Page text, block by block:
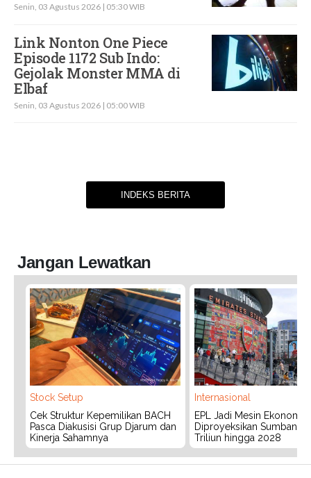
Senin, 03 Agustus 2026 | 05:30 WIB
Link Nonton One Piece
Episode 1172 Sub Indo:
Gejolak Monster MMA di
Elbaf
Senin, 03 Agustus 2026 | 05:00 WIB
INDEKS BERITA
Jangan Lewatkan
Stock Setup
Cek Struktur Kepemilikan BACH
Pasca Diakusisi Grup Djarum dan
Kinerja Sahamnya
Internasional
EPL Jadi Mesin Ekonomi
Diproyeksikan Sumbang
Triliun hingga 2028